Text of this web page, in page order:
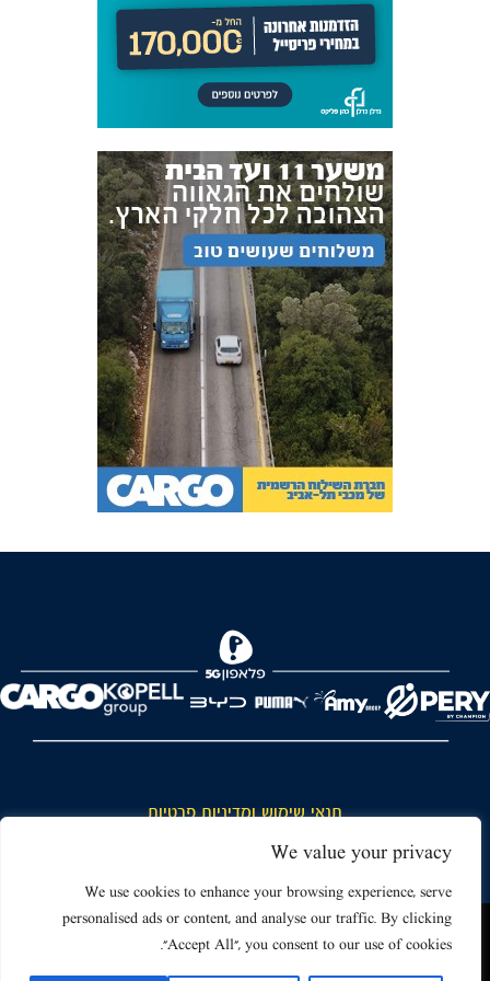
We value your privacy
We use cookies to enhance your browsing experience, serve
personalised ads or content, and analyse our traffic. By clicking
"Accept All", you consent to our use of cookies.
תנאי שימוש ומדיניות פרטיות
כללי כניסה והתנהגות באצטדיון ותנאי שימוש בכרטיסים
דרושים
צור קשר
האתר שאתה גולש בו עשוי להשתמש בעוגיות (קוקיז) ובטכנולוגיות דומות.
על ידי כניסה לאתר אתה מאשר את תנאי השימוש הכוללים שימוש בעוגיות
(קוקיז).